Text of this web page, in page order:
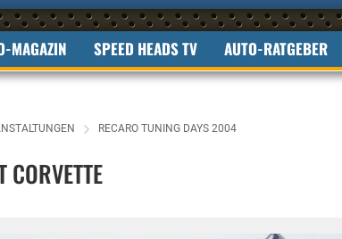
MAGAZIN SPEED HEADS TV AUTO-RATGEBER
RECARO TUNING DAYS 2004